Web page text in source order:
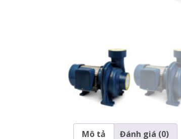
Mô tả Đánh giá (0)